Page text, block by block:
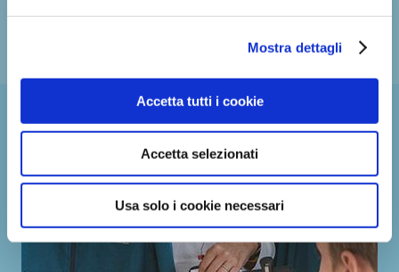
Mostra dettagli
Accetta tutti i cookie
Accetta selezionati
Usa solo i cookie necessari
REGULATIONS